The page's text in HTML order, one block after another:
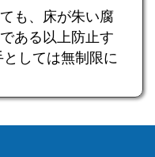
も、床が朱い腐
ある以上防止す
しては無制限に